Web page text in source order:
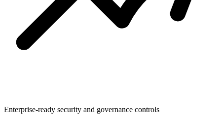
Enterprise-ready security and governance controls